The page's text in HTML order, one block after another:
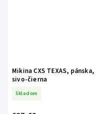
Mikina CXS TEXAS, pánska,
sivo-čierna
Skladom